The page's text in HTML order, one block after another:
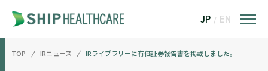
JP / EN
TOP IRニュース IRライブラリーに有価証券報告書を掲載しました。